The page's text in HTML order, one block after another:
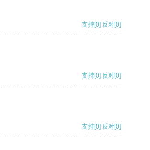
支持[0] 反对[0]
支持[0] 反对[0]
支持[0] 反对[0]